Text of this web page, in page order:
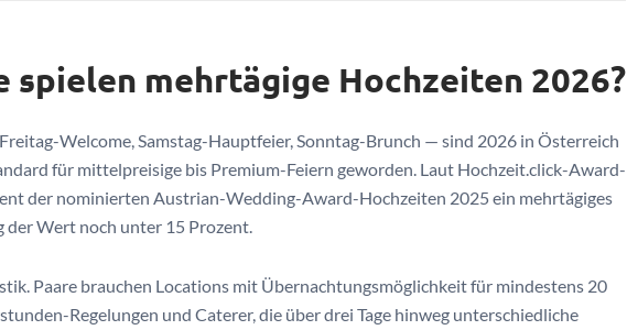
spielen mehrtägige Hochzeiten 2026?
Welcome, Samstag-Hauptfeier, Sonntag-Brunch — sind 2026 in Österreich
für mittelpreisige bis Premium-Feiern geworden. Laut Hochzeit.click-Award-
der nominierten Austrian-Wedding-Award-Hochzeiten 2025 ein mehrtägiges
Wert noch unter 15 Prozent.
Paare brauchen Locations mit Übernachtungsmöglichkeit für mindestens 20
Regelungen und Caterer, die über drei Tage hinweg unterschiedliche